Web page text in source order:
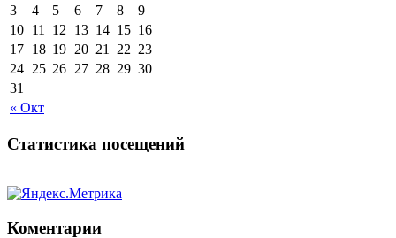
« Окт
3
4 5 6 7 8
9
10 11 12 13 14 15 16
17 18 19 20 21 22 23
24 25 26 27 28 29 30
31
Статистика посещений
Коментарии